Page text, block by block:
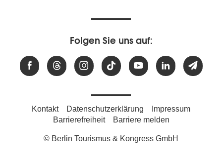
Folgen Sie uns auf:
Kontakt Datenschutzerklärung
Impressum
Barrierefreiheit
Barriere melden
© Berlin Tourismus & Kongress GmbH